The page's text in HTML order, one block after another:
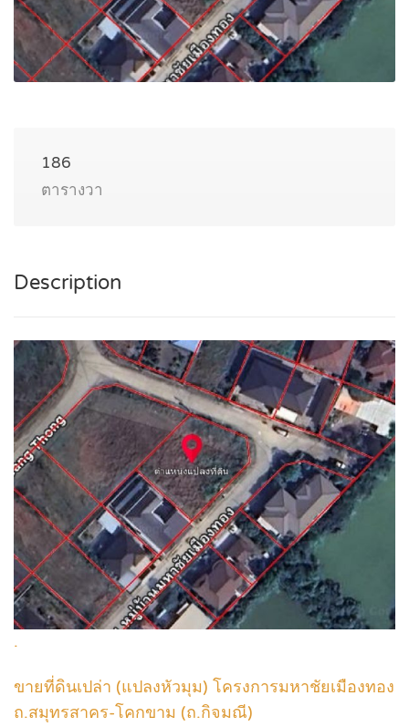
186
ตารางวา
Description
.
ขายที่ดินเปล่า (แปลงหัวมุม) โครงการมหาชัยเมืองทอง
ถ.สมุทรสาคร-โคกขาม (ถ.กิจมณี)